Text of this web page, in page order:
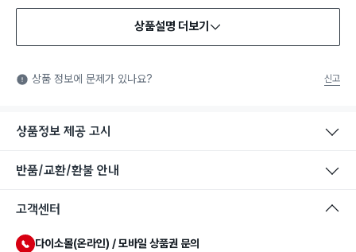
식품용 기구: 식품위생법에서 정한 규격에 따라 제조되어 식품 또
는 식품첨가물에 사용할 수 있는 식품용기구라는 표시입니다.
상품설명 더보기
상품 정보에 문제가 있나요? 신고
상품정보 제공 고시
반품/교환/환불 안내
고객센터
다이소몰(온라인) / 모바일 상품권 문의